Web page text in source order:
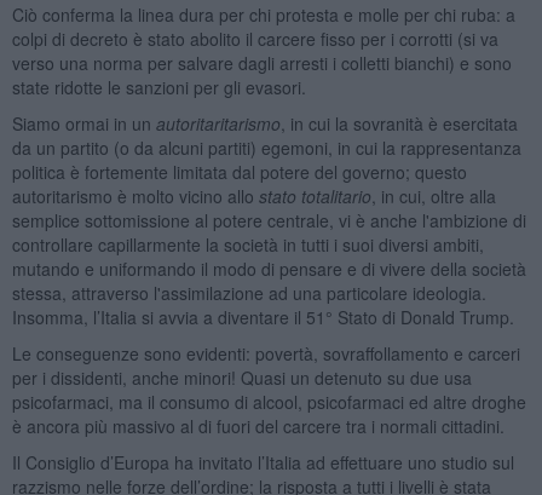
Ciò conferma la linea dura per chi protesta e molle per chi ruba: a
colpi di decreto è stato abolito il carcere fisso per i corrotti (si va
verso una norma per salvare dagli arresti i colletti bianchi) e sono
state ridotte le sanzioni per gli evasori.
Siamo ormai in un autoritaritarismo , in cui la sovranità è esercitata
da un partito (o da alcuni partiti) egemoni, in cui la rappresentanza
politica è fortemente limitata dal potere del governo; questo
autoritarismo è molto vicino allo stato totalitario , in cui, oltre alla
semplice sottomissione al potere centrale, vi è anche l'ambizione di
controllare capillarmente la società in tutti i suoi diversi ambiti,
mutando e uniformando il modo di pensare e di vivere della società
stessa, attraverso l'assimilazione ad una particolare ideologia.
Insomma, l’Italia si avvia a diventare il 51° Stato di Donald Trump.
Le conseguenze sono evidenti: povertà, sovraffollamento e carceri
per i dissidenti, anche minori! Quasi un detenuto su due usa
psicofarmaci, ma il consumo di alcool, psicofarmaci ed altre droghe
è ancora più massivo al di fuori del carcere tra i normali cittadini.
Il Consiglio d’Europa ha invitato l’Italia ad effettuare uno studio sul
razzismo nelle forze dell’ordine; la risposta a tutti i livelli è stata